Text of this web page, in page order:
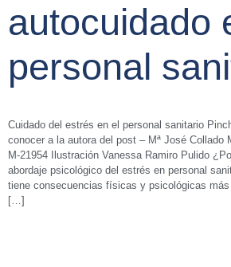
autocuidado
personal
Cuidado del estrés en el personal sanitario
conocer a la autora del post – Mª José Collado
M-21954 Ilustración Vanessa Ramiro Pulido
abordaje psicológico del estrés en personal
tiene consecuencias físicas y psicológicas
[…]